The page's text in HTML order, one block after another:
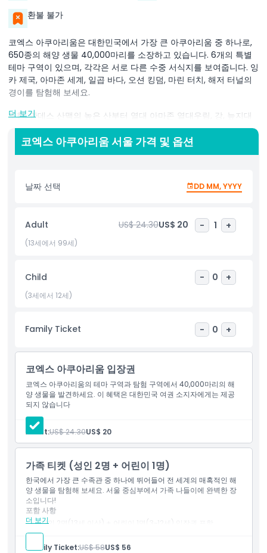
환불 불가
코엑스 아쿠아리움은 대한민국에서 가장 큰 아쿠아리움 중 하나로,
650종의 해양 생물 40,000마리를 소장하고 있습니다. 6개의 특별
테마 구역이 있으며, 각각은 서로 다른 수중 서식지를 보여줍니다. 잉
카 제국, 아마존 세계, 일곱 바다, 오션 킹덤, 마린 터치, 해저 터널의
경이를 탐험해 보세요.
또한, 안데스 산맥의 높은 산부터 열대 아마존 열대우림, 강, 늪지대
까지 물 모험을 떠나는 탐험 구역도 방문할 수 있습니다. 코엑스 아
쿠아리움은 모든 연령대 방문객에게 흥미롭고 교육적인 여행을 제공
합니다!
하이라이트
포함 사항
포함되지 않는 사항
운영 시간
알아야 할 사항
위치
가는 방법
교환 방법
취소 정책
더 보기
코엑스 아쿠아리움 서울 가격 및 옵션
날짜 선택 DD MM, YYYY
Adult US$ 24.30US$ 20 - 1 +
(13세에서 99세)
Child - 0 +
(3세에서 12세)
Family Ticket - 0 +
코엑스 아쿠아리움 입장권
코엑스 아쿠아리움의 테마 구역과 탐험 구역에서 40,000마리의 해
양 생물을 발견하세요. 이 혜택은 대한민국 여권 소지자에게는 제공
되지 않습니다
Adult:US$ 24.30US$ 20
가족 티켓 (성인 2명 + 어린이 1명)
한국에서 가장 큰 수족관 중 하나에 뛰어들어 전 세계의 매혹적인 해
양 생물을 탐험해 보세요. 서울 중심부에서 가족 나들이에 완벽한 장
소입니다!
더 보기
포함 사항
성인 2명(13세 이상) + 어린이 1명(3~12세) 입장권 포함.
모든 테마 구역 및 인터랙티브 전시물 완전 이용 가능.
성인 2명과 어린이 1명 가족용 1개 선택.
Family Ticket:US$ 58US$ 56